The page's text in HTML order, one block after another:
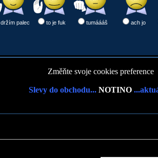
držím palec to je fuk tumáááš ach jo
Změňte svoje cookies preference
Slevy do obchodu... NOTINO